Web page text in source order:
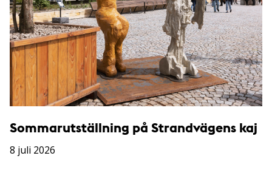
Sommarutställning på Strandvägens kaj
8 juli 2026